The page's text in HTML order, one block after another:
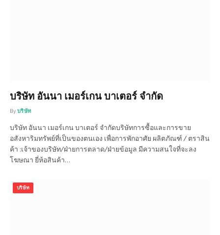
บริษัท อันนา เมอร์เกน บาเตอร์ จำกัด
By บริษัท
บริษัท อันนา เมอร์เกน บาเตอร์ จำกัดบริษัทการซื้อและการขาย
อสังหาริมทรัพย์ที่เป็นของตนเอง เพื่อการพักอาศัย ผลิตภัณฑ์ / ตราสิน
ค้า :เจ้าของบริษัท/ฝ่ายการตลาด/ฝ่ายข้อมูล มีความสนใจที่จะลง
โฆษณา ยี่ห้อสินค้า…
บริษัท